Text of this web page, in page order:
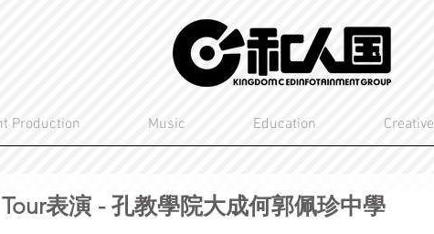
Production Music Education Creative
表演 - 孔教學院大成何郭佩珍中學